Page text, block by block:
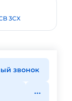
3CX
звонок